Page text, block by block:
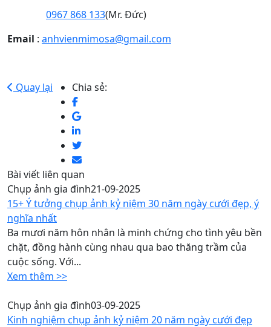
0967 868 133(Mr. Đức)
Email : anhvienmimosa@gmail.com
Quay lại Chia sẻ:
Bài viết liên quan
Chụp ảnh gia đình21-09-2025
15+ Ý tưởng chụp ảnh kỷ niệm 30 năm ngày cưới đẹp, ý
nghĩa nhất
Ba mươi năm hôn nhân là minh chứng cho tình yêu bền
chặt, đồng hành cùng nhau qua bao thăng trầm của
cuộc sống. Với...
Xem thêm >>
Chụp ảnh gia đình03-09-2025
Kinh nghiệm chụp ảnh kỷ niệm 20 năm ngày cưới đẹp